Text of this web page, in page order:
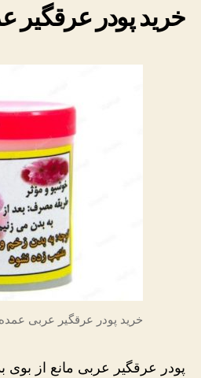
خرید پودر عرقگیر
خرید پودر عرقگیر عربی عمده
پودر عرقگیر عربی مانع از